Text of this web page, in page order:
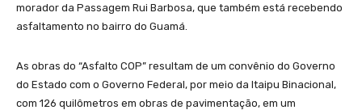
morador da Passagem Rui Barbosa, que também está recebendo
asfaltamento no bairro do Guamá.
As obras do “Asfalto COP” resultam de um convênio do Governo
do Estado com o Governo Federal, por meio da Itaipu Binacional,
com 126 quilômetros em obras de pavimentação, em um